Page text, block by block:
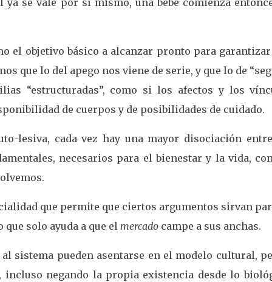
se vale por sí mismo, una bebé comienza
el objetivo básico a alcanzar pronto para
que lo del apego nos viene de serie, y que lo de
“estructuradas”, como si los afectos y los
de cuerpos y de posibilidades de cuidado.
lesiva, cada vez hay una mayor disociación
necesarios para el bienestar y la vida,
que permite que ciertos argumentos sirvan
solo ayuda a que el mercadocampe a sus anchas.
sistema pueden asentarse en el modelo cultural,
negando la propia existencia desde lo